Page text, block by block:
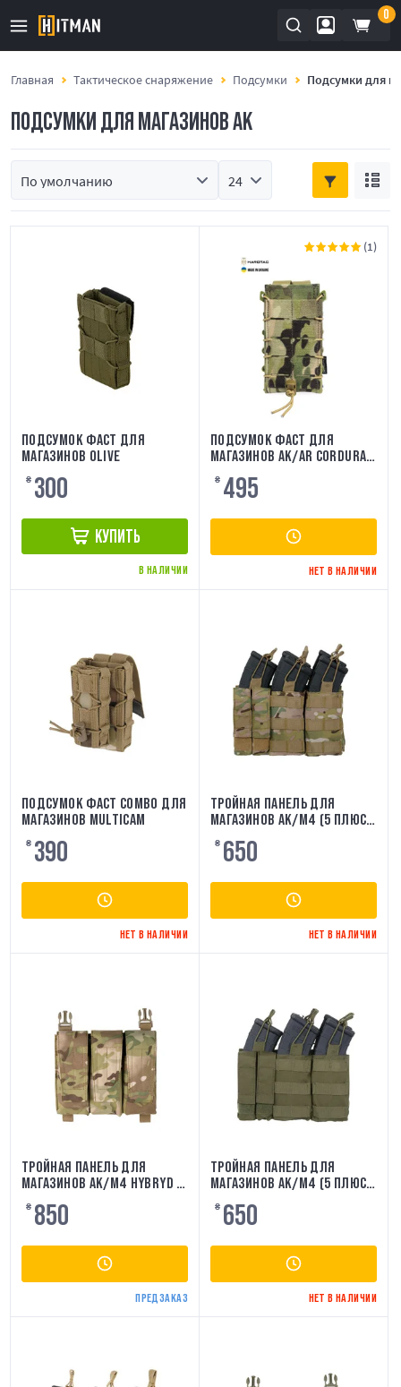
0
Главная Тактическое снаряжение Подсумки Подсумки для
ПОДСУМКИ ДЛЯ МАГАЗИНОВ АК
ПОДСУМОК ФАСТ ДЛЯ
МАГАЗИНОВ OLIVE
₴ 300
КУПИТЬ
В НАЛИЧИИ
(1)
ПОДСУМОК ФАСТ ДЛЯ
МАГАЗИНОВ AK/AR CORDURA
MC LASER CUT HARDTAC
₴ 495
НЕТ В НАЛИЧИИ
ПОДСУМОК ФАСТ COMBO ДЛЯ
МАГАЗИНОВ MULTICAM
₴ 390
НЕТ В НАЛИЧИИ
ТРОЙНАЯ ПАНЕЛЬ ДЛЯ
МАГАЗИНОВ AK/M4 (5 ПЛЮС
2) - MULTICAM [8FIELDS]
₴ 650
НЕТ В НАЛИЧИИ
ТРОЙНАЯ ПАНЕЛЬ ДЛЯ
МАГАЗИНОВ AK/M4 HYBRYD -
MULTICAM 8FIELDS
₴ 850
ПРЕДЗАКАЗ
ТРОЙНАЯ ПАНЕЛЬ ДЛЯ
МАГАЗИНОВ AK/M4 (5 ПЛЮС
2) - ОЛИВКОВЫЙ [8FIELDS]
₴ 650
НЕТ В НАЛИЧИИ